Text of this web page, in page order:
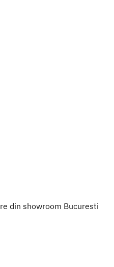
din showroom Bucuresti